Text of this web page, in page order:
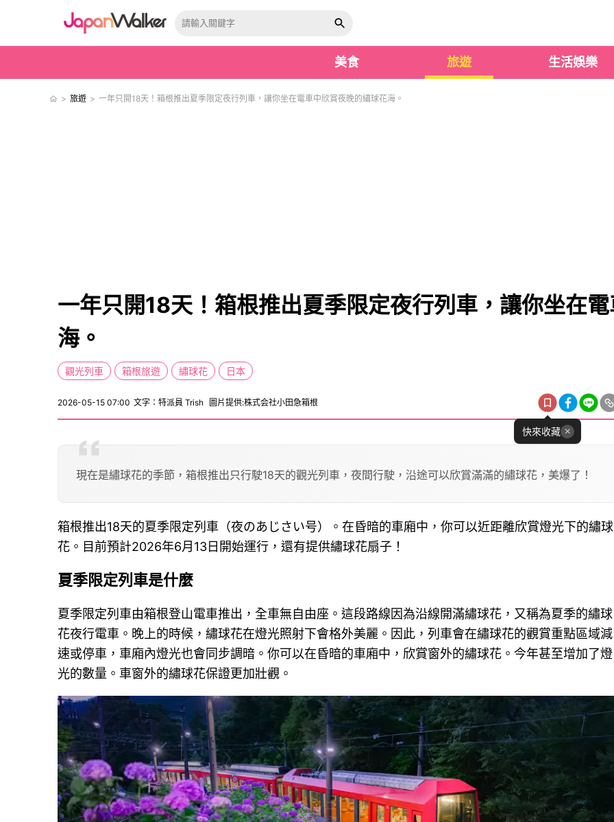
美食 旅遊 生活娛樂
> 旅遊 > 一年只開18天！箱根推出夏季限定夜行列車，讓你坐在電車中欣賞夜晚的繡球花海。
一年只開18天！箱根推出夏季限定夜行列車，讓你坐在
海。
觀光列車 箱根旅遊 繡球花 日本
2026-05-15 07:00 文字：特派員 Trish 圖片提供:株式会社小田急箱根
快來收藏
現在是繡球花的季節，箱根推出只行駛18天的觀光列車，夜間行駛，沿途可以欣賞滿滿的繡球花，美爆了！
箱根推出18天的夏季限定列車（夜のあじさい号）。在昏暗的車廂中，你可以近距離欣賞燈光下的繡球
花。目前預計2026年6月13日開始運行，還有提供繡球花扇子！
夏季限定列車是什麼
夏季限定列車由箱根登山電車推出，全車無自由座。這段路線因為沿線開滿繡球花，又稱為夏季的繡球
花夜行電車。晚上的時候，繡球花在燈光照射下會格外美麗。因此，列車會在繡球花的觀賞重點區域減
速或停車，車廂內燈光也會同步調暗。你可以在昏暗的車廂中，欣賞窗外的繡球花。今年甚至增加了燈
光的數量。車窗外的繡球花保證更加壯觀。